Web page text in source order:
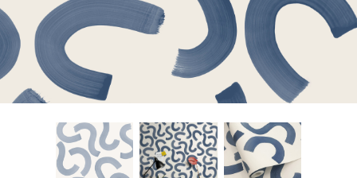
About Envato
Careers
Privacy Policy
Community